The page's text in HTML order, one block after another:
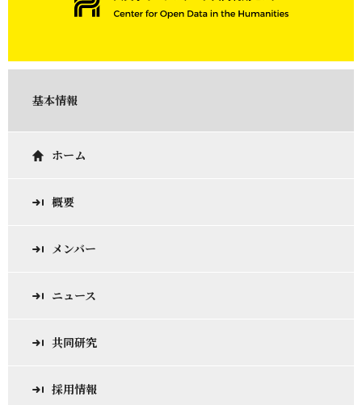
基本情報
ホーム
概要
メンバー
ニュース
共同研究
採用情報